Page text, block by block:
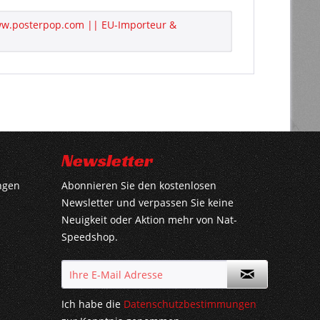
|| EU-Importeur &
Newsletter
Abonnieren Sie den kostenlosen
Newsletter und verpassen Sie keine
Neuigkeit oder Aktion mehr von Nat-
Speedshop.
Ich habe dieDatenschutzbestimmungen